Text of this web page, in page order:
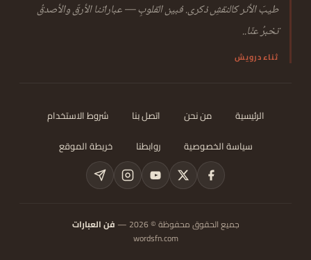
طيبَ الأثر كالنقشِ ذكرى. فبين القلوبِ — عباراتنا الأرقّ والأصدقُ
تخبرُ عنّا..
ثناء درويش
الرئيسية من نحن اتصل بنا
شروط الاستخدام
سياسة الخصوصية
روابطنا خريطة الموقع
جميع الحقوق محفوظة © 2026 —
فن العبارات
wordsfn.com